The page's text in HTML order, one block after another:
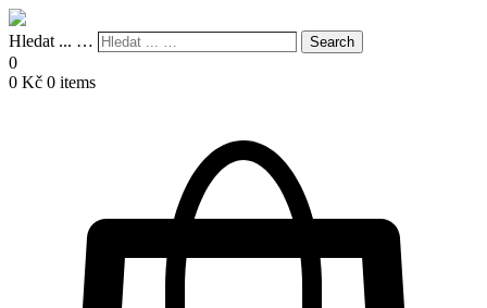
Hledat ... … Search
0
0 Kč 0 items